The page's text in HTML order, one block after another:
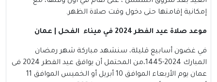
إمكانية إقامتها حتى دخول وقت صلاة الظهر.
موعد صلاة عيد الفطر 2024 في ميناء الفحل | عمان
في غضون أسابيع قليلة، سنشهد مباركة شهر رمضان
المبارك 2024-1445،من المحتمل أن يوافق عيد الفطر 2024 فى
عمان يوم الأربعاء الموافق 10 أبريل أو الخميس الموافق 11